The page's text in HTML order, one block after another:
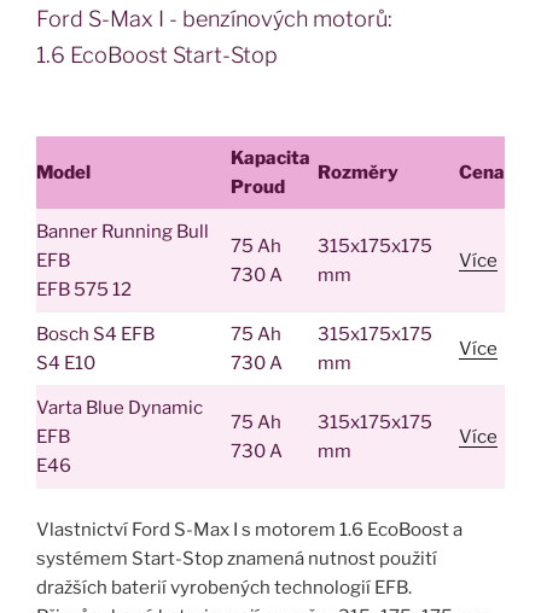
Ford S-Max I - benzínových motorů:
1.6 EcoBoost Start-Stop
Model
Kapacita
Proud
Rozměry Cena
Banner Running Bull
EFB
EFB 575 12
75 Ah
730 A
315x175x175
mm
Více
Bosch S4 EFB
S4 E10
75 Ah
730 A
315x175x175
mm
Více
Varta Blue Dynamic
EFB
E46
75 Ah
730 A
315x175x175
mm
Více
Vlastnictví Ford S-Max I s motorem 1.6 EcoBoost a
systémem Start-Stop znamená nutnost použití
dražších baterií vyrobených technologií EFB.